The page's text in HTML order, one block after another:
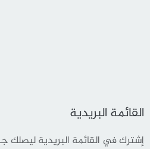
القائمة البريدية
إشترك في القائمة البريدية ليصلك